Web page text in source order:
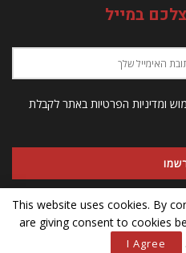
במייל
ומדיניות הפרטיות באתר לקבלת
This website uses cookies. By
are giving consent to cookies
.
I Agree